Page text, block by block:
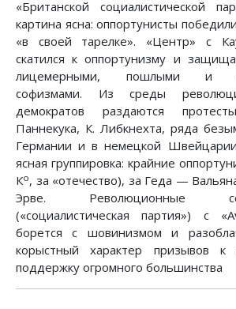
«Британской социалистической
картина ясна: оппортунисты
«в своей тарелке». «Центр» с
скатился к оппортунизму и
лицемерными, пошлыми и
софизмами. Из среды
демократов раздаются
Паннекука, К. Либкнехта, ряда
Германии и в немецкой
ясная группировка: крайние
Ко, за «отечество), за Геда —
Эрве. Революционные
(«социалистическая партия») с
борется с шовинизмом и
корыстный характер призывов к
поддержку огромного большинства